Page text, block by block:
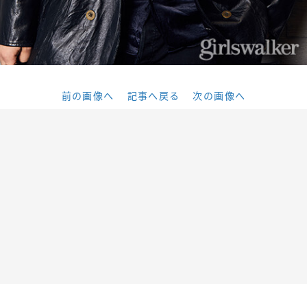
前の画像へ 記事へ戻る 次の画像へ